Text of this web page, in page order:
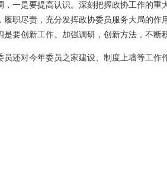
，一是要提高认识。深刻把握政协工作的
履职尽责，充分发挥政协委员服务大局的
是要创新工作。加强调研，创新方法，不断
员还对今年委员之家建设、制度上墙等工